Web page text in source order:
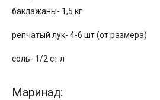
баклажаны- 1,5 кг
репчатый лук- 4-6 шт (от размера)
соль- 1/2 ст.л
Маринад: